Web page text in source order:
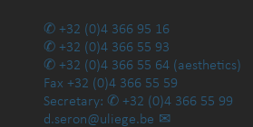
+32 (0)4 366 95 16
+32 (0)4 366 55 93
+32 (0)4 366 55 64 (aesthetics)
Fax +32 (0)4 366 55 59
Secretary:
+32 (0)4 366 55 99
d.seron@uliege.be